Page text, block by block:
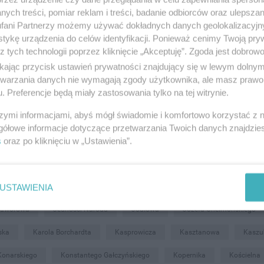
Al. Zwycięstwa Aleja Kociewska Aleja Solidarności
Biskupa Konstantyna Dominika Bolesława Chrobrego
Ceglarska Chłodna Chłopska Chopina Christiana
Dworcowa Działkowa Elżbiety Fabryczna
Gen. Bema Gen. Władysława Sikorskiego
Jedności Narodu Jodłowa Józefa Chełmońskiego
Karola Borchardta Kasprowicza Kasztanowa
Konstantego Gałczyńskiego Kopernika Kościelna
treści, pomiar reklam i treści, badanie odbiorców oraz
Partnerzy możemy używać dokładnych danych
urządzenia do celów identyfikacji. Ponieważ cenimy Twoją
tych technologii poprzez kliknięcie „Akceptuję”. Zgoda jest
przycisk ustawień prywatności znajdujący się w lewym
danych nie wymagają zgody użytkownika, ale masz
Preferencje będą miały zastosowania tylko na tej witrynie.
informacjami, abyś mógł świadomie i komfortowo korzystać z
informacje dotyczące przetwarzania Twoich danych
oraz po kliknięciu w „Ustawienia”.
USTAWIENIA